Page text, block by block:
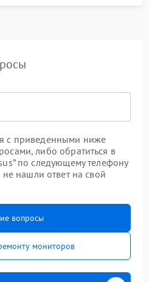
с приведенными ниже
либо обратиться в
по следующему телефону
нашли ответ на свой
вопросы
мониторов